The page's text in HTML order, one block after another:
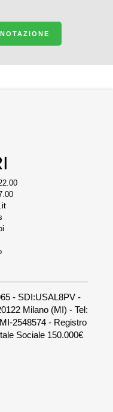
- SDI:USAL8PV -
Milano (MI) - Tel:
2548574 - Registro
Sociale 150.000€